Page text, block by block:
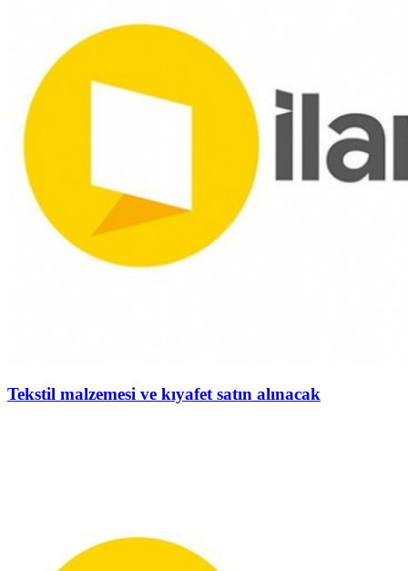
Tekstil malzemesi ve kıyafet satın alınacak